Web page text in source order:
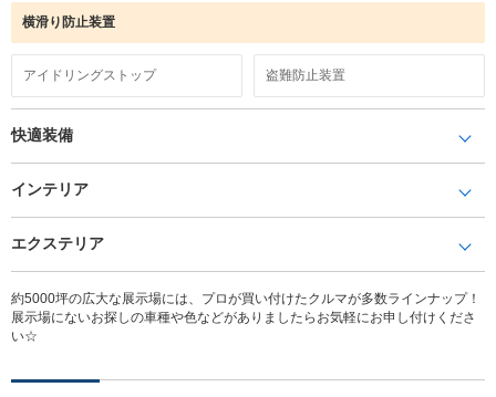
横滑り防止装置
アイドリングストップ 盗難防止装置
快適装備
インテリア
エクステリア
約5000坪の広大な展示場には、プロが買い付けたクルマが多数ラインナップ！
展示場にないお探しの車種や色などがありましたらお気軽にお申し付けくださ
い☆